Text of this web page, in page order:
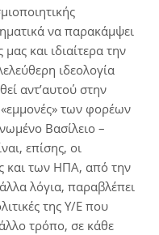
να παρακάμψει
και ιδιαίτερα την
ιδεολογία
αντ’αυτού στην
«εμμονές» των φορέων
Βασίλειο –
επίσης, οι
και των ΗΠΑ, από την
λόγια, παραβλέπει
της Υ/Ε που
τρόπο, σε κάθε